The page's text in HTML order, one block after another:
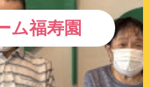
ム福寿園